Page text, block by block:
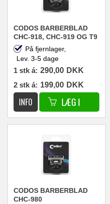
CODOS BARBERBLAD
CHC-918, CHC-919 OG T9
På fjernlager,
Lev. 3-5 dage
1 stk á: 290,00 DKK
2 stk á: 199,00 DKK
CODOS BARBERBLAD
CHC-980